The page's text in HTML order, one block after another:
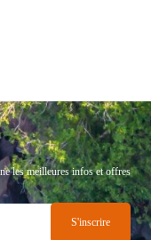
les meilleures infos et offres